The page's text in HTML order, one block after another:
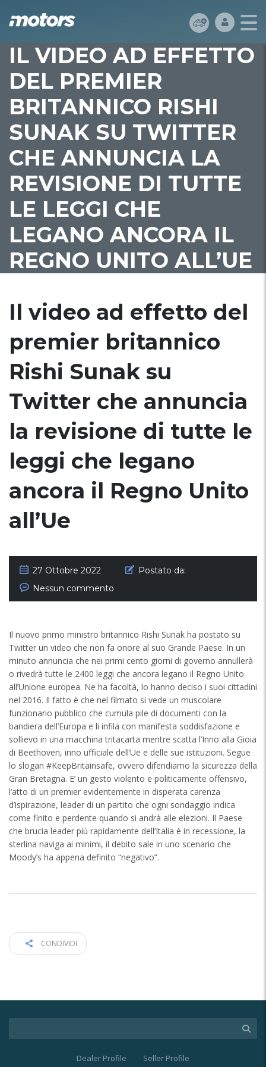
IL VIDEO AD EFFETTO
DEL PREMIER
BRITANNICO RISHI
SUNAK SU TWITTER
CHE ANNUNCIA LA
REVISIONE DI TUTTE
LE LEGGI CHE
LEGANO ANCORA IL
REGNO UNITO ALL’UE
Il video ad effetto del
premier britannico
Rishi Sunak su
Twitter che annuncia
la revisione di tutte le
leggi che legano
ancora il Regno Unito
all’Ue
27 Ottobre 2022
Postato da:
Nessun commento
Il nuovo primo ministro britannico Rishi Sunak ha postato su
Twitter un video che non fa onore al suo Grande Paese. In un
minuto annuncia che nei primi cento giorni di governo annullerà
o rivedrà tutte le 2400 leggi che ancora legano il Regno Unito
all’Unione europea. Ne ha facoltà, lo hanno deciso i suoi cittadini
nel 2016. Il fatto è che nel filmato si vede un muscolare
funzionario pubblico che cumula pile di documenti con la
bandiera dell’Europa e li infila con manifesta soddisfazione e
sollievo in una macchina tritacarta mentre scatta l’Inno alla Gioia
di Beethoven, inno ufficiale dell’Ue e delle sue istituzioni. Segue
lo slogan #KeepBritainsafe, ovvero difendiamo la sicurezza della
Gran Bretagna. E’ un gesto violento e politicamente offensivo,
l’atto di un premier evidentemente in disperata carenza
d’ispirazione, leader di un partito che ogni sondaggio indica
come finito e perdente quando si andrà alle elezioni. Il Paese
che brucia leader più rapidamente dell’Italia è in recessione, la
sterlina naviga ai minimi, il debito sale in uno scenario che
Moody’s ha appena definito “negativo”.
CONDIVIDI
Dealer Profile Seller Profile